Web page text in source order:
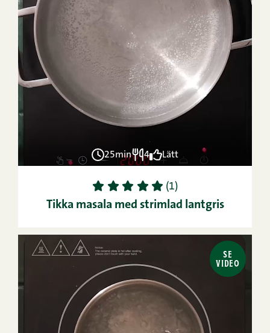
25min 4 Lätt
1 2 3 4 5 (1)
Tikka masala med strimlad lantgris
SE
VIDEO